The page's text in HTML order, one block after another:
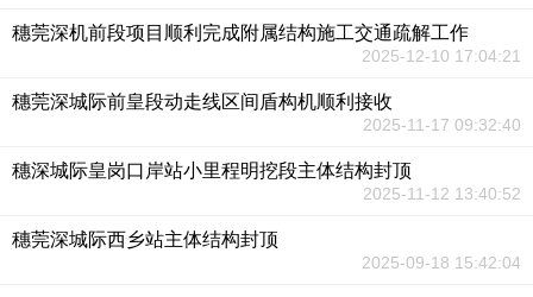
穗莞深机前段项目顺利完成附属结构施工交通疏解工作
2025-12-10 17:04:21
穗莞深城际前皇段动走线区间盾构机顺利接收
2025-11-17 09:32:40
穗深城际皇岗口岸站小里程明挖段主体结构封顶
2025-11-12 13:40:52
穗莞深城际西乡站主体结构封顶
2025-09-18 15:42:04